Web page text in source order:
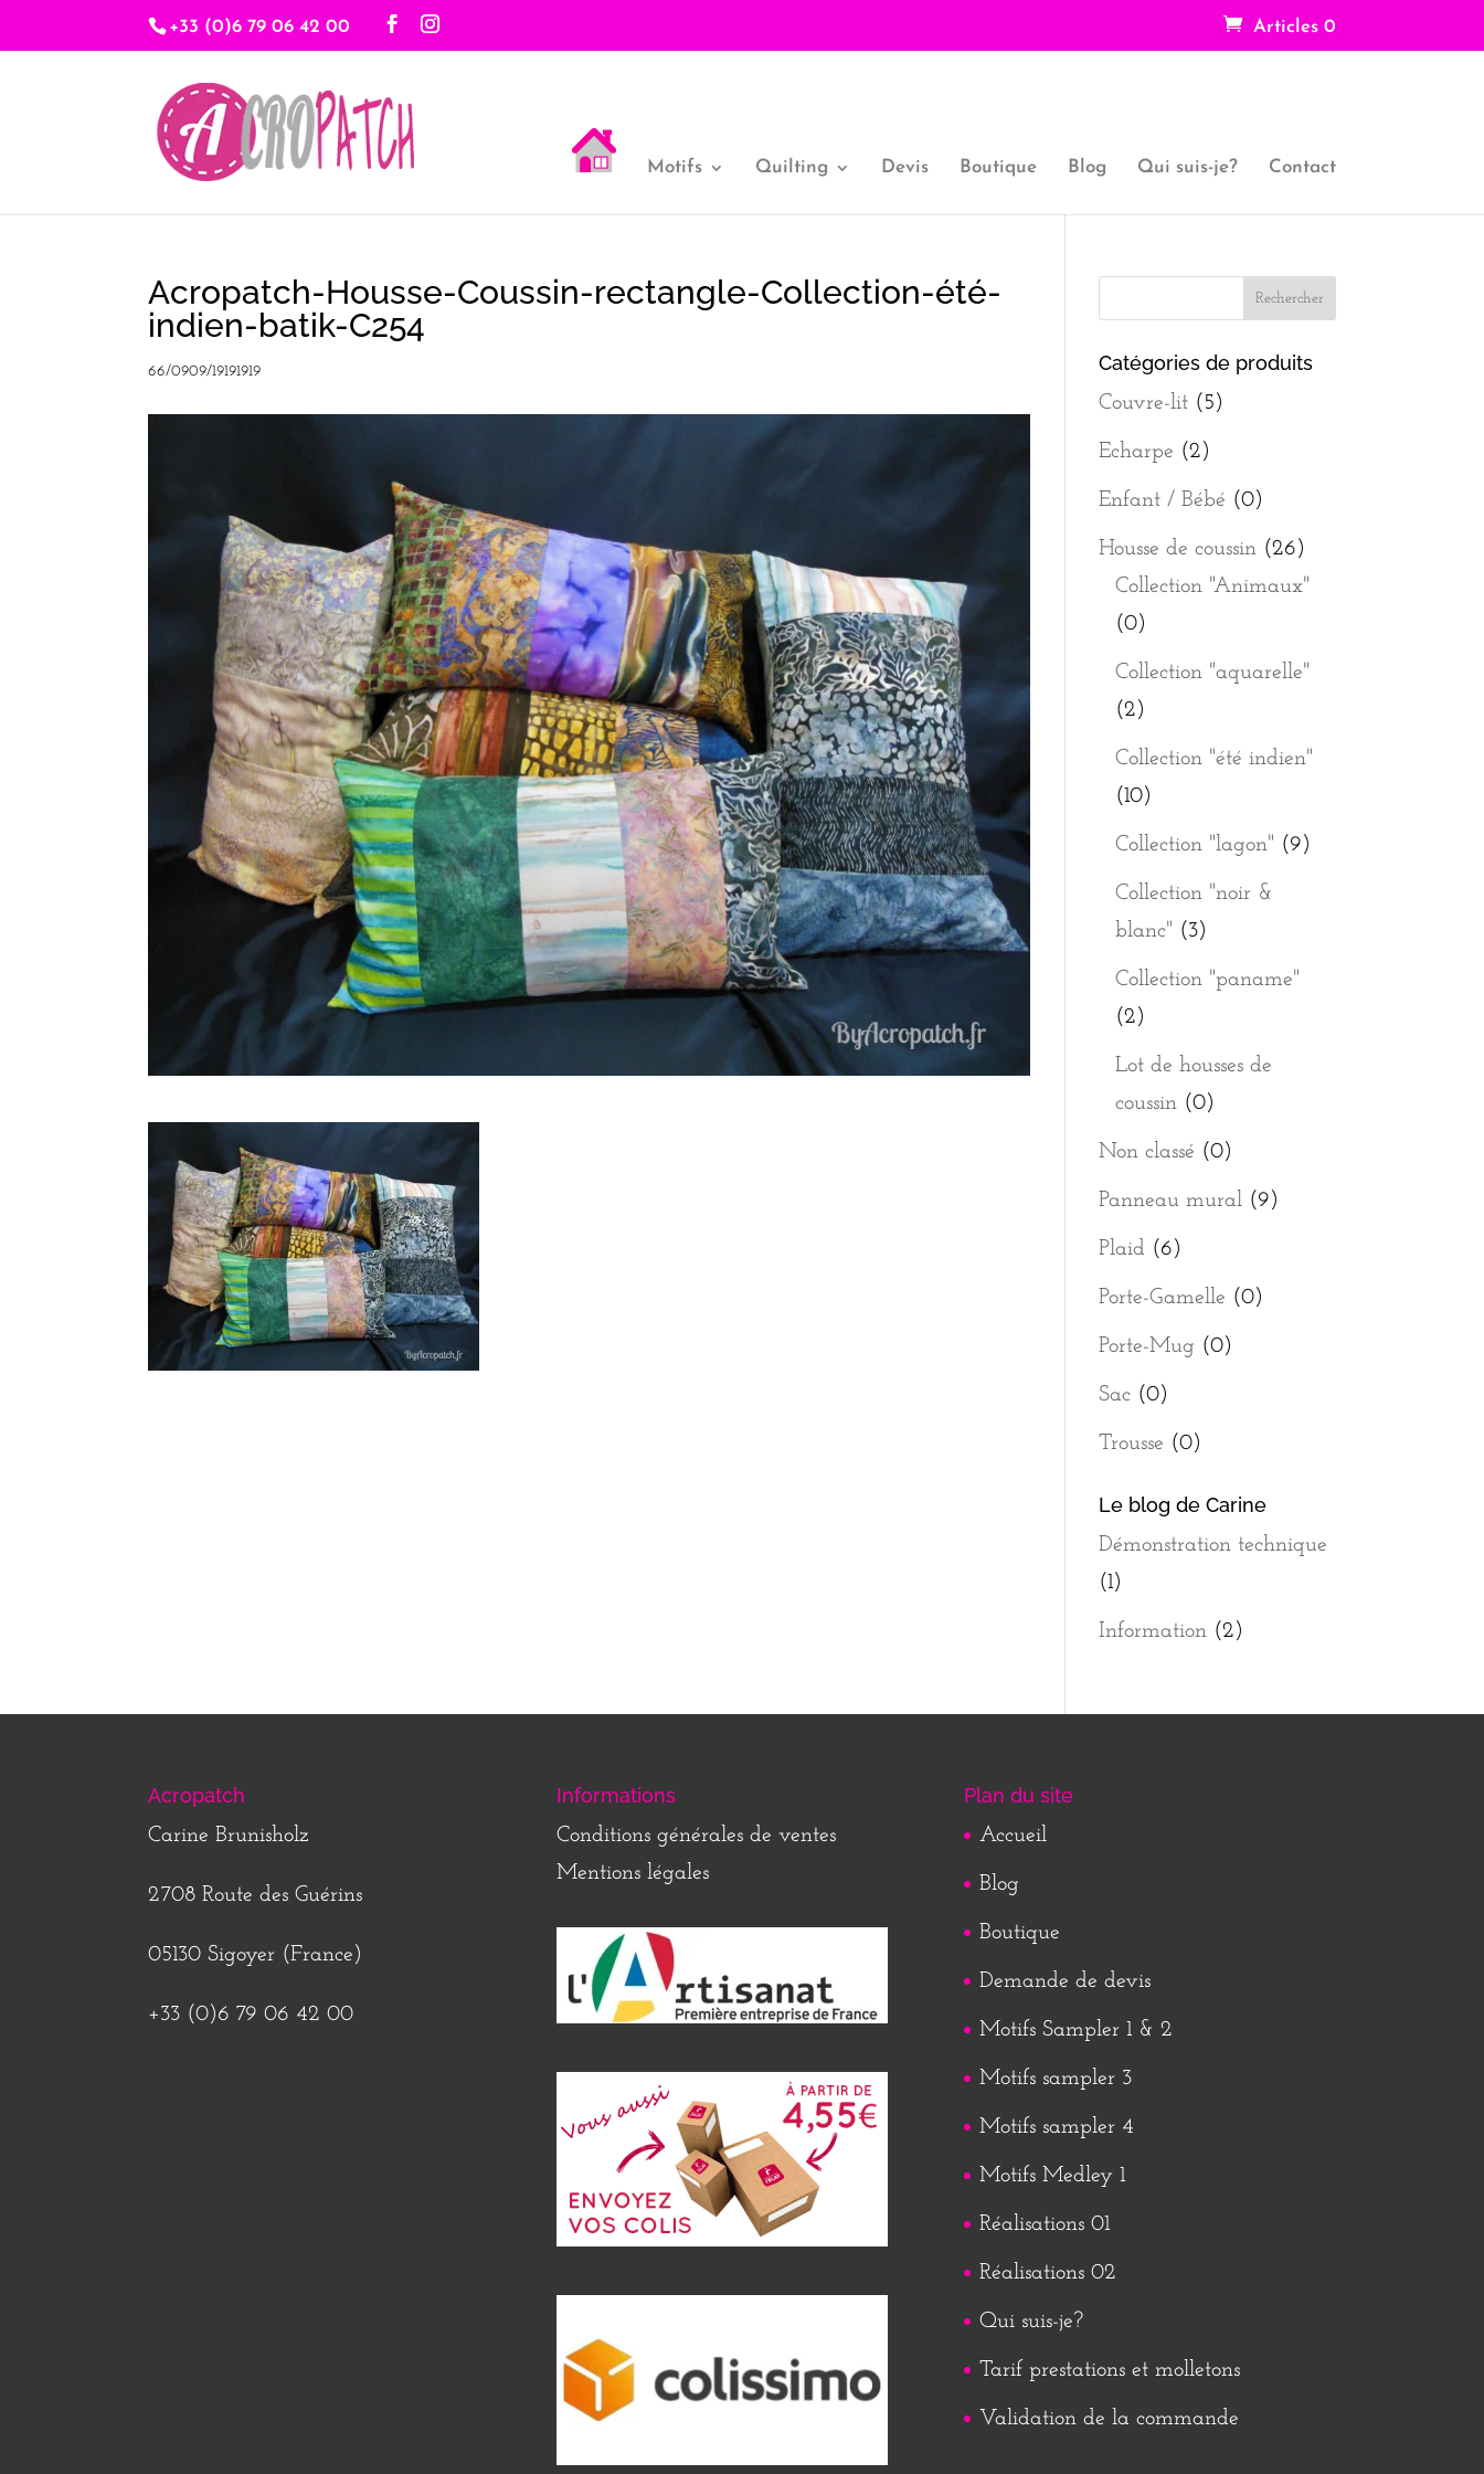
+33 (0)6 79 06 42 00 Articles 0
Motifs Quilting Devis Boutique Blog Qui suis-je? Contact
Acropatch-Housse-Coussin-rectangle-Collection-été-
indien-batik-C254
66/0909/19191919 Catégories de produits
Couvre-lit (5)
Echarpe (2)
Enfant / Bébé (0)
Housse de coussin (26)
Collection "Animaux"
(0)
Collection "aquarelle"
(2)
Collection "été indien"
(10)
Collection "lagon" (9)
Collection "noir &
blanc" (3)
Collection "paname"
(2)
Lot de housses de
coussin (0)
Non classé (0)
Panneau mural (9)
Plaid (6)
Porte-Gamelle (0)
Porte-Mug (0)
Sac (0)
Trousse (0)
Le blog de Carine
Démonstration technique
(1)
Information(2)
Acropatch
Carine Brunisholz
2708 Route des Guérins
05130 Sigoyer (France)
+33 (0)6 79 06 42 00
Informations
Conditions générales de ventes
Mentions légales
Plan du site
Accueil
Blog
Boutique
Demande de devis
Motifs Sampler 1 & 2
Motifs sampler 3
Motifs sampler 4
Motifs Medley 1
Réalisations 01
Réalisations 02
Qui suis-je?
Tarif prestations et molletons
Validation de la commande